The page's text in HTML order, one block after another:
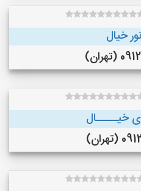
خیال
خیـــــال